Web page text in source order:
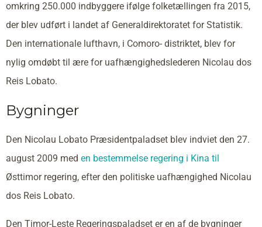
omkring 250.000 indbyggere ifølge folketællingen fra 2015,
der blev udført i landet af Generaldirektoratet for Statistik.
Den internationale lufthavn, i Comoro- distriktet, blev for
nylig omdøbt til ære for uafhængighedslederen Nicolau dos
Reis Lobato.
Bygninger
Den Nicolau Lobato Præsidentpaladset blev indviet den 27.
august 2009 med en bestemmelse regering i Kina til
Østtimor regering, efter den politiske uafhængighed Nicolau
dos Reis Lobato.
Den Timor-Leste Regeringspaladset er en af de bygninger